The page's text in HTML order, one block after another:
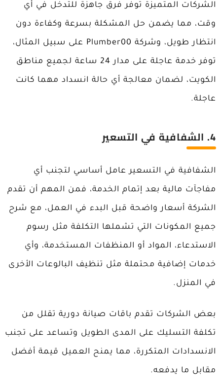
الشركات المتميزة توفر فرق جاهزة للتدخل في أي
وقت، مما يضمن حل المشكلة بسرعة وكفاءة دون
انتظار طويل، وشركة Plumber00 على سبيل المثال،
توفر خدمة عاجلة على مدار 24 ساعة لجميع مناطق
الكويت، لضمان معالجة أي حالة انسداد مهما كانت
عاجلة.
4. الشفافية في التسعير
الشفافية في التسعير عامل أساسي لتجنب أي
مفاجآت مالية بعد إتمام الخدمة، فمن المهم أن تقدم
الشركة أسعار واضحة قبل البدء في العمل، مع شرح
جميع المكونات التي تشملها التكلفة مثل رسوم
الاستدعاء، المواد أو المنظفات المستخدمة، وأي
خدمات إضافية محتملة مثل تنظيف البالوعات الأخرى
في المنزل.
بعض الشركات تقدم باقات صيانة دورية تقلل من
تكلفة التسليك على المدى الطويل وتساعد على تجنب
الانسدادات المتكررة، مما يمنح العميل قيمة أفضل
مقابل ما يدفعه.